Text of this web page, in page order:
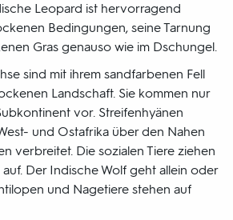
Leopard ist hervorragend
Bedingungen, seine Tarnung
Gras genauso wie im Dschungel.
sind mit ihrem sandfarbenen Fell
Landschaft. Sie kommen nur
vor. Streifenhyänen
und Ostafrika über den Nahen
verbreitet. Die sozialen Tiere ziehen
auf. Der Indische Wolf geht allein oder
und Nagetiere stehen auf